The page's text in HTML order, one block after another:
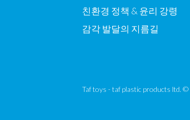
친환경 정책 & 윤리 강령
감각 발달의 지름길
Taf toys - taf plastic products ltd.